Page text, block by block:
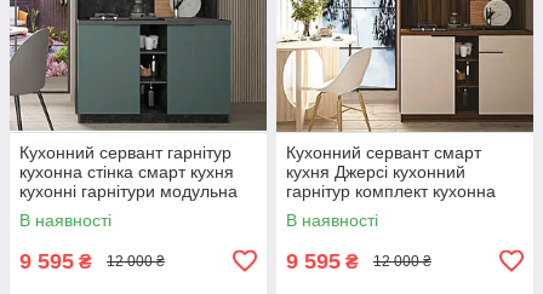
Кухонний сервант гарнітур
кухонна стінка смарт кухня
кухонні гарнітури модульна
міні кухня Джерсі
1300х600х2110мм
В наявності
9 595 ₴ 12 000 ₴
Кухонний сервант смарт
кухня Джерсі кухонний
гарнітур комплект кухонна
стінка кухонні гарнітури
модульна міні кухня
В наявності
9 595 ₴ 12 000 ₴